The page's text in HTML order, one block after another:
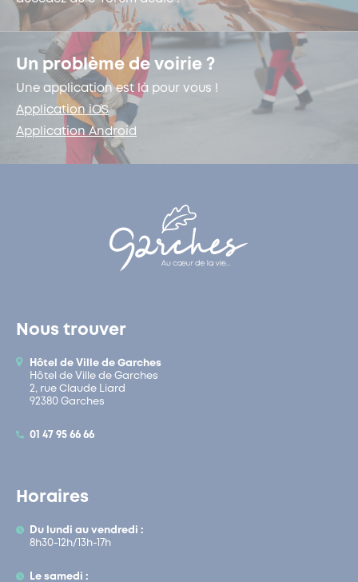
Un problème de voirie ?
Une application est là pour vous !
Application iOS
Application Android
Nous trouver
Hôtel de Ville de Garches
Hôtel de Ville de Garches
2, rue Claude Liard
92380 Garches
01 47 95 66 66
Horaires
Du lundi au vendredi :
8h30-12h/13h-17h
Le samedi :